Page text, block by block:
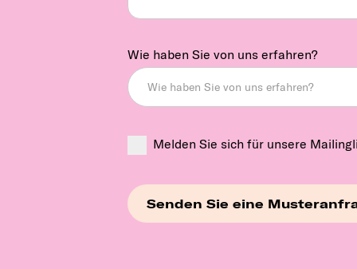
Wie haben Sie von uns erfahren?
Melden Sie sich für unsere